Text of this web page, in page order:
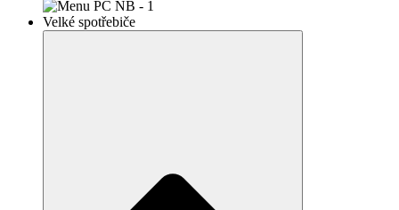
Velké spotřebiče